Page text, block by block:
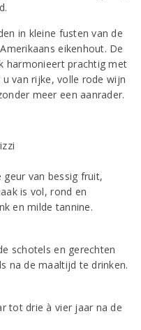
in kleine fusten van de
eikenhout. De
harmonieert prachtig met
van rijke, volle rode wijn
meer een aanrader.
van bessig fruit,
is vol, rond en
en milde tannine.
schotels en gerechten
na de maaltijd te drinken.
tot drie à vier jaar na de